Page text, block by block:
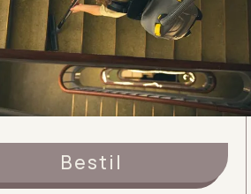
Bestil